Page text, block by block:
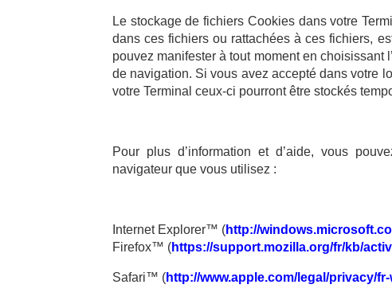
Le stockage de fichiers Cookies dans votre
dans ces fichiers ou rattachées à ces fichiers,
pouvez manifester à tout moment en choisissant
de navigation. Si vous avez accepté dans votre
votre Terminal ceux-ci pourront être stockés
Pour plus d’information et d’aide, vous
navigateur que vous utilisez :
Internet Explorer™ (http://
Firefox™ (https://support.mozilla.org/fr/kb/
Safari™ (http://www.apple.com/legal/privacy/